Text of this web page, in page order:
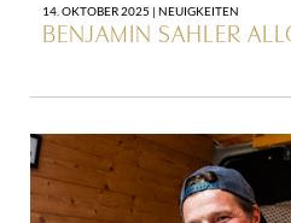
14. OKTOBER 2025 | NEUIGKEITEN
BENJAMIN SAHLER